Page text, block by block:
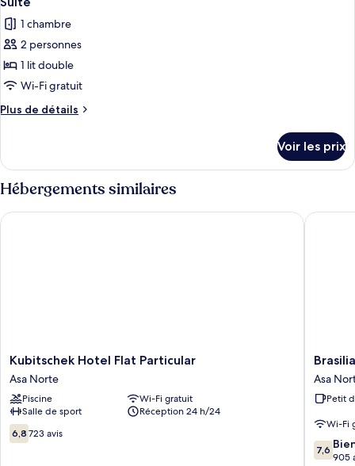
Suite
toutes
les
photos
pour
ce
type
de
Suite
1 chambre
2 personnes
1 lit double
Wi-Fi gratuit
Plus de détails
Plus
le
type
de
chambre
Suite
Voir les prix
Hébergements similaires
Kubitschek
Hotel
Flat
Particular
Asa
Norte
Kubitschek Hotel Flat Particular
Asa Norte
Piscine
Wi-Fi gratuit
Salle de sport
Réception 24 h/24
6.8
sur
6,8 723 avis
Kubitschek Hotel Flat Particular
Brasilia
Tower
Hotel
by
Itaipava
Asa
Norte
Asa
Petit
Wi-Fi
7.6
sur
7,6
905
Brasilia